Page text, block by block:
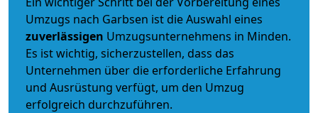
Umzugs nach Garbsen ist die Auswahl eines
zuverlässigen Umzugsunternehmens in Minden.
Es ist wichtig, sicherzustellen, dass das
Unternehmen über die erforderliche Erfahrung
und Ausrüstung verfügt, um den Umzug
erfolgreich durchzuführen.